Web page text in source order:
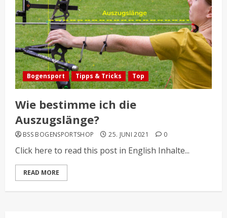
Bogensport Tipps & Tricks Top
Wie bestimme ich die
Auszugslänge?
BSS BOGENSPORTSHOP 25. JUNI 2021 0
Click here to read this post in English Inhalte...
READ MORE